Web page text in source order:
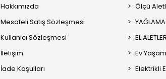
Hakkımızda
Mesafeli Satış Sözleşmesi
Kullanıcı Sözleşmesi
İletişim
İade Koşulları
Ölçü
EL
Ev Yaşam
Elektrikli